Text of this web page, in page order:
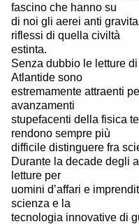
fascino che hanno su
di noi gli aerei anti
riflessi di quella civiltà
estinta.
Senza dubbio le letture
Atlantide sono
estremamente attraenti
avanzamenti
stupefacenti della fisica
rendono sempre più
difficile distinguere fra
Durante la decade degli
letture per
uomini d’affari e
scienza e la
tecnologia innovative di